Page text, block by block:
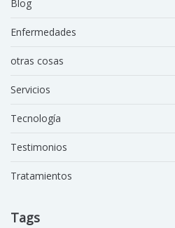
Blog
Enfermedades
otras cosas
Servicios
Tecnología
Testimonios
Tratamientos
Tags